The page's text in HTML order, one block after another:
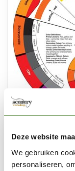
Deze website
We gebruiken
personaliseren,
Pocket Color